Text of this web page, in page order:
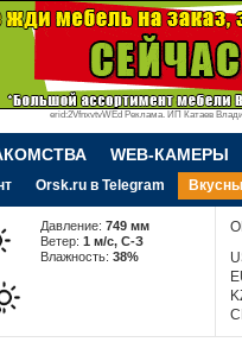
erid:2VfnxvtvWEd Реклама. ИП Катаев
WEB-КАМЕРЫ
Orsk.ru в Telegram
Давление:749 мм
Ветер:1 м/c, С-З
Влажность:38%